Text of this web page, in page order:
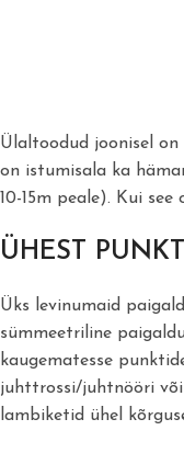
Ülaltoodud joonisel
on istumisala ka
10-15m peale). Kui
ÜHEST
Üks levinumaid
sümmeetriline
kaugematesse
juhttrossi/juhtnööri
lambiketid ühel